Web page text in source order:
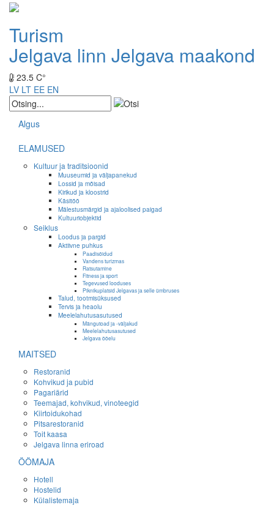
Turism
Jelgava linn Jelgava maakond
23.5 C°
LV LT EE EN
Algus
ELAMUSED
Kultuur ja traditsioonid
Muuseumid ja väljapanekud
Lossid ja mõisad
Kirikud ja kloostrid
Käsitöö
Mälestusmärgid ja ajaloolised paigad
Kultuuriobjektid
Seiklus
Loodus ja pargid
Aktiivne puhkus
Paadisõidud
Vandens turizmas
Ratsutamine
Fitness ja sport
Tegevused looduses
Piknikuplatsid Jelgavas ja selle ümbruses
Talud, tootmisüksused
Tervis ja heaolu
Meelelahutusasutused
Mängutoad ja -väljakud
Meelelahutusasutused
Jelgava ööelu
MAITSED
Restoranid
Kohvikud ja pubid
Pagariärid
Teemajad, kohvikud, vinoteegid
Kiirtoidukohad
Pitsarestoranid
Toit kaasa
Jelgava linna eriroad
ÖÖMAJA
Hotell
Hostelid
Külalistemaja